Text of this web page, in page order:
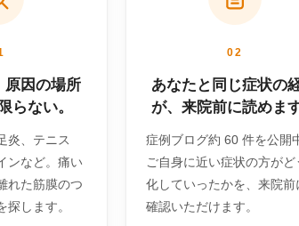
原因の場所
らない。
炎、テニス
ンなど。痛い
れた筋膜のつ
探します。
02
あなたと同じ症状の
が、来院前に読めます
症例ブログ約 60 件を公開
ご自身に近い症状の方がど
化していったかを、来院前
確認いただけます。